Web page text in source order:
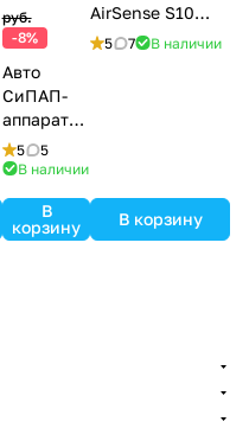
руб.
-8%
Авто
СиПАП-
аппарат
Prisma
20A
5
5
В наличии
В
корзину
AirSense S10
AutoSet
5 7 В наличии
В корзину